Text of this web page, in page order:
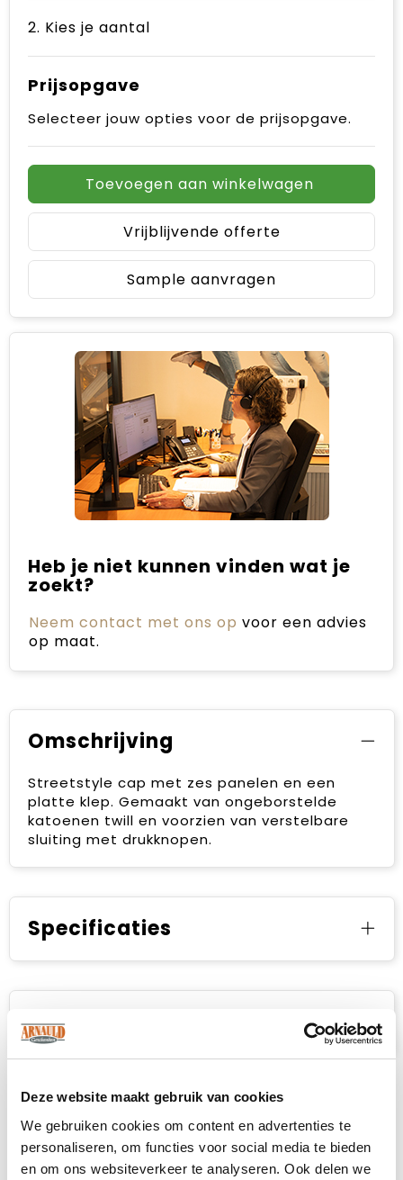
Deze website maakt gebruik van cookies
We gebruiken cookies om content en advertenties te
personaliseren, om functies voor social media te bieden
en om ons websiteverkeer te analyseren. Ook delen we
2. Kies je aantal
Prijsopgave
Selecteer jouw opties voor de prijsopgave.
Toevoegen aan winkelwagen
Vrijblijvende offerte
Sample aanvragen
Heb je niet kunnen vinden wat je
zoekt?
Neem contact met ons op voor een advies
op maat.
Omschrijving
Streetstyle cap met zes panelen en een
platte klep. Gemaakt van ongeborstelde
katoenen twill en voorzien van verstelbare
sluiting met drukknopen.
Specificaties
Prijsspecificaties